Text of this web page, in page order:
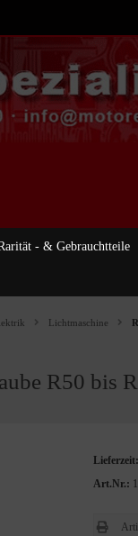
- & Gebrauchtteile
Lichtmaschine
R50 bis
Lieferzeit:
Art.Nr.: